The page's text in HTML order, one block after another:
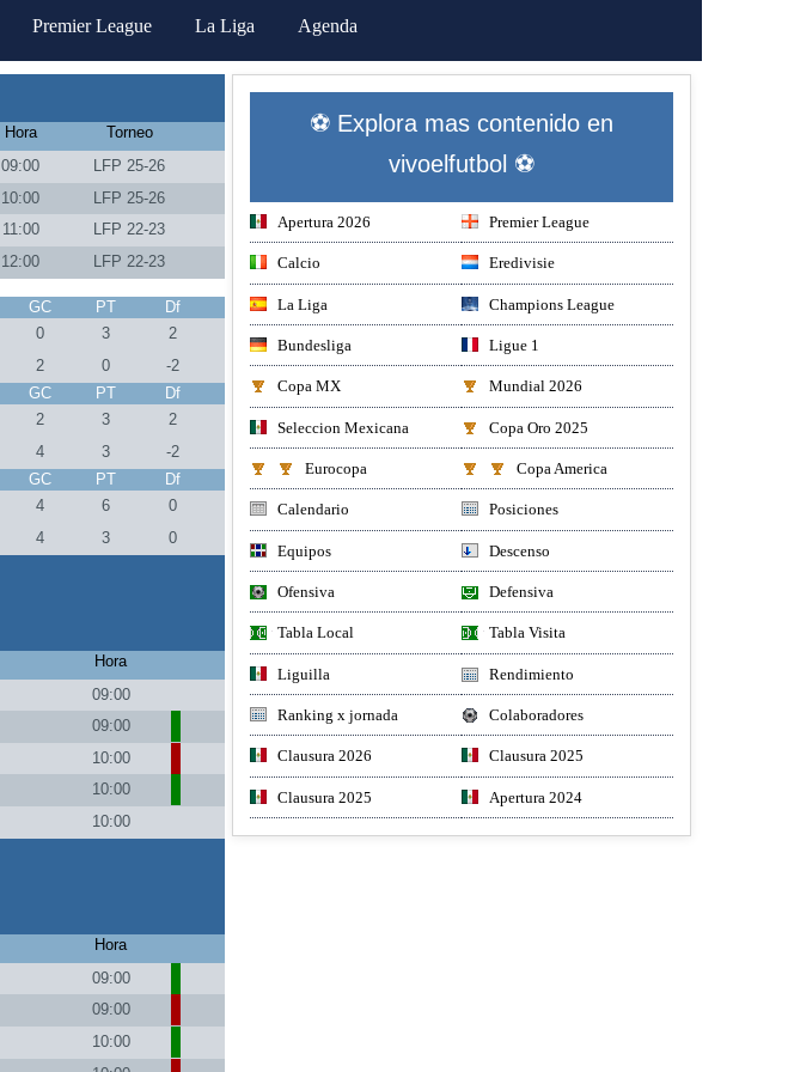
Premier League La Liga Agenda
Hora
Torneo
09:00
LFP 25-26
10:00
LFP 25-26
11:00
LFP 22-23
12:00 LFP 22-23
GC PT
Df
0 3
2
2 0
-2
GC PT
Df
2 3
2
4 3
-2
GC PT
Df
4 6
0
4 3 0
Hora
09:00
09:00
10:00
10:00
10:00
Hora
09:00
09:00
10:00
⚽ Explora mas contenido en
vivoelfutbol ⚽
Apertura 2026 Premier League
Calcio Eredivisie
La Liga Champions League
Bundesliga Ligue 1
Copa MX Mundial 2026
Seleccion Mexicana Copa Oro 2025
Eurocopa Copa America
Calendario Posiciones
Equipos Descenso
Ofensiva Defensiva
Tabla Local Tabla Visita
Liguilla Rendimiento
Ranking x jornada Colaboradores
Clausura 2026 Clausura 2025
Clausura 2025 Apertura 2024